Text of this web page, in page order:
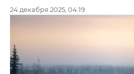
24 декабря 2025, 04:19